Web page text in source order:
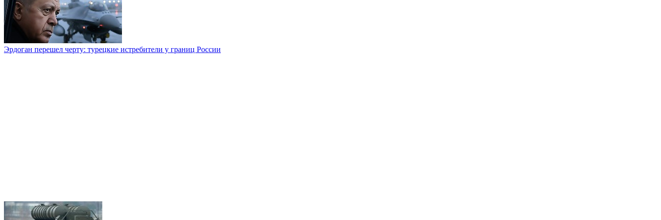
Эрдоган перешел черту: турецкие истребители у границ России